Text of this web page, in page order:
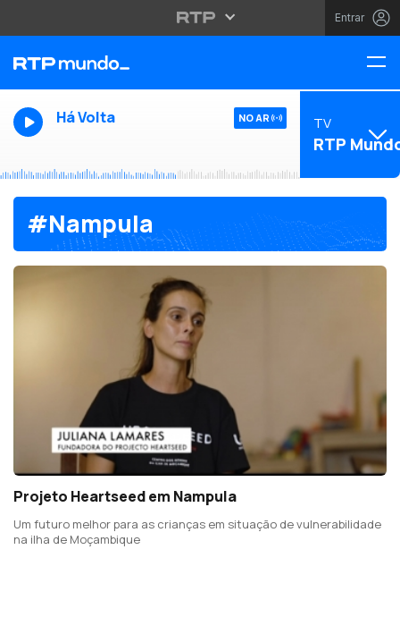
Entrar
Há Volta NO AR TV
RTP
#Nampula
Projeto Heartseed em Nampula
Um futuro melhor para as crianças em situação de vulnerabilidade
na ilha de Moçambique